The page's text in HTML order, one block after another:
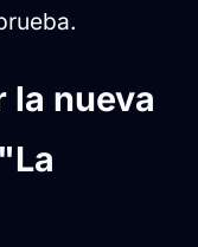
la nueva